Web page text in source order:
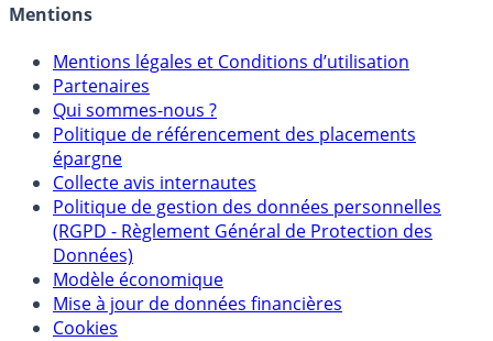
Mentions
Mentions légales et Conditions d’utilisation
Partenaires
Qui sommes-nous ?
Politique de référencement des placements
épargne
Collecte avis internautes
Politique de gestion des données personnelles
(RGPD - Règlement Général de Protection des
Données)
Modèle économique
Mise à jour de données financières
Cookies